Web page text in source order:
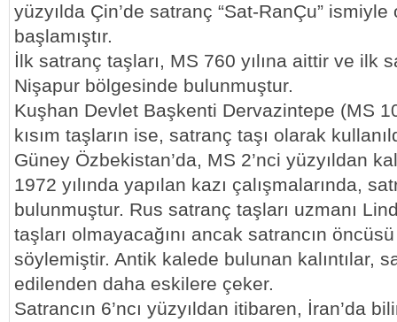
yüzyılda Çin’de satranç “Sat-RanÇu”
başlamıştır.
İlk satranç taşları, MS 760 yılına aittir ve ilk
Nişapur bölgesinde bulunmuştur.
Kuşhan Devlet Başkenti Dervazintepe (MS
kısım taşların ise, satranç taşı olarak
Güney Özbekistan’da, MS 2’nci yüzyıldan
1972 yılında yapılan kazı çalışmalarında,
bulunmuştur. Rus satranç taşları uzmanı
taşları olmayacağını ancak satrancın
söylemiştir. Antik kalede bulunan kalıntılar,
edilenden daha eskilere çeker.
Satrancın 6’ncı yüzyıldan itibaren, İran’da